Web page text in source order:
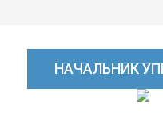
НАЧАЛЬНИК